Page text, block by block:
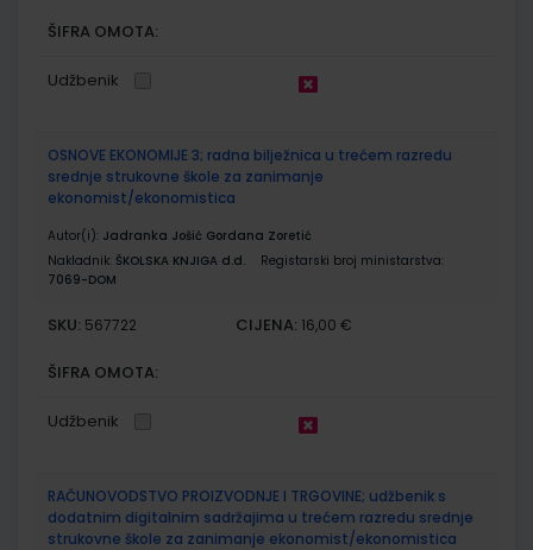
ŠIFRA OMOTA:
Udžbenik
OSNOVE EKONOMIJE 3; radna bilježnica u trećem razredu
srednje strukovne škole za zanimanje
ekonomist/ekonomistica
Autor(i): Jadranka Jošić Gordana Zoretić
Nakladnik: ŠKOLSKA KNJIGA d.d.
Registarski broj ministarstva:
7069-DOM
SKU: 567722 CIJENA: 16,00 €
ŠIFRA OMOTA:
Udžbenik
RAČUNOVODSTVO PROIZVODNJE I TRGOVINE; udžbenik s
dodatnim digitalnim sadržajima u trećem razredu srednje
strukovne škole za zanimanje ekonomist/ekonomistica